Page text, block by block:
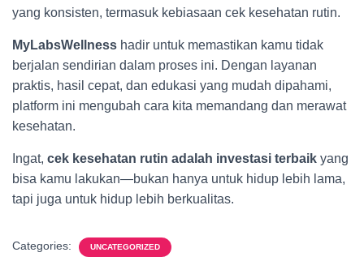
yang konsisten, termasuk kebiasaan cek kesehatan rutin.
MyLabsWellness hadir untuk memastikan kamu tidak
berjalan sendirian dalam proses ini. Dengan layanan
praktis, hasil cepat, dan edukasi yang mudah dipahami,
platform ini mengubah cara kita memandang dan merawat
kesehatan.
Ingat, cek kesehatan rutin adalah investasi terbaik yang
bisa kamu lakukan—bukan hanya untuk hidup lebih lama,
tapi juga untuk hidup lebih berkualitas.
Categories: UNCATEGORIZED